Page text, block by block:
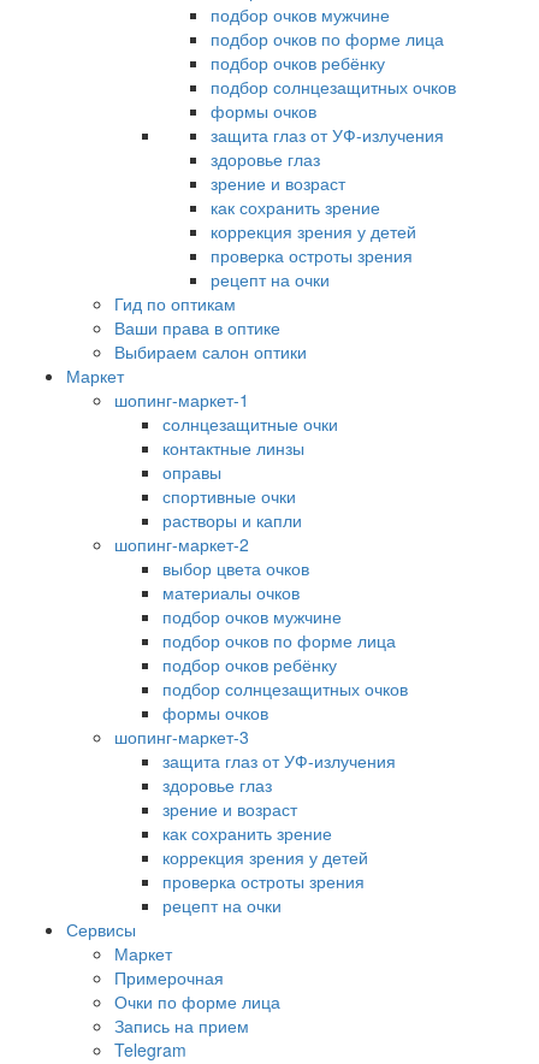
подбор очков мужчине
подбор очков по форме лица
подбор очков ребёнку
подбор солнцезащитных очков
формы очков
защита глаз от УФ-излучения
здоровье глаз
зрение и возраст
как сохранить зрение
коррекция зрения у детей
проверка остроты зрения
рецепт на очки
Гид по оптикам
Ваши права в оптике
Выбираем салон оптики
Маркет
шопинг-маркет-1
солнцезащитные очки
контактные линзы
оправы
спортивные очки
растворы и капли
шопинг-маркет-2
выбор цвета очков
материалы очков
подбор очков мужчине
подбор очков по форме лица
подбор очков ребёнку
подбор солнцезащитных очков
формы очков
шопинг-маркет-3
защита глаз от УФ-излучения
здоровье глаз
зрение и возраст
как сохранить зрение
коррекция зрения у детей
проверка остроты зрения
рецепт на очки
Сервисы
Маркет
Примерочная
Очки по форме лица
Запись на прием
Telegram